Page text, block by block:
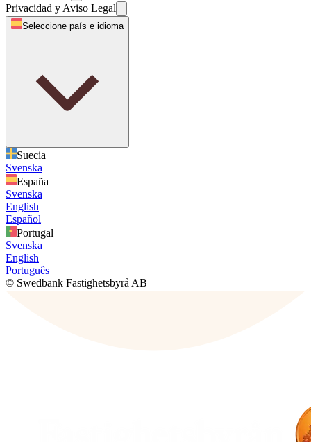
Privacidad y Aviso Legal
Seleccione país e idioma
Suecia
Svenska
España
Svenska
English
Español
Portugal
Svenska
English
Português
© Swedbank Fastighetsbyrå AB